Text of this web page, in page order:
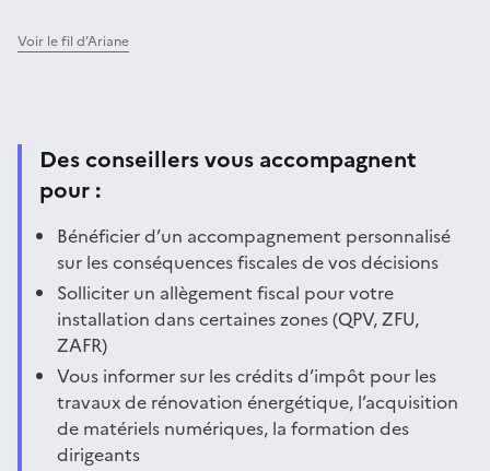
Voir le fil d’Ariane
Des conseillers vous accompagnent
pour :
Bénéficier d’un accompagnement personnalisé
sur les conséquences fiscales de vos décisions
Solliciter un allègement fiscal pour votre
installation dans certaines zones (QPV, ZFU,
ZAFR)
Vous informer sur les crédits d’impôt pour les
travaux de rénovation énergétique, l’acquisition
de matériels numériques, la formation des
dirigeants